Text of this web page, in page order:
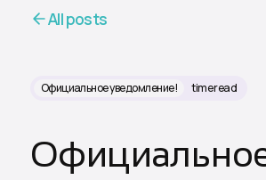
All posts
Официальное уведомление! time read